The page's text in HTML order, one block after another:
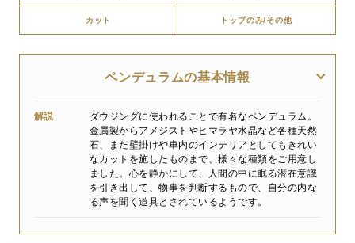
カット トップのみ/その他
ペンデュラムの基本情報
解説
ダウジングに使われることで有名なペンデュラム。
金属製からアメジストやヒマラヤ水晶など各種天然
石、また壁掛けや車内のインテリアとしてもきれい
なカットを施したものまで、様々な種類をご用意し
ました。心を静かにして、人間の中に眠る潜在意識
を引き出して、物事を判断するもので、自分の内な
る声を聞く道具とされているようです。